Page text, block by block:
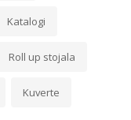
Katalogi
Roll up stojala
Kuverte